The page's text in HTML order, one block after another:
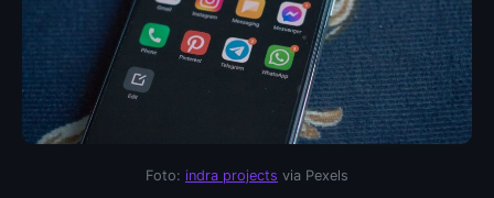
Foto: indra projects via Pexels